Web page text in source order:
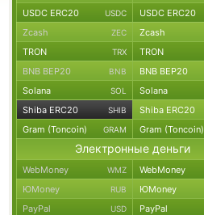
USDC ERC20 USDC USDC ERC20
Zcash ZEC Zcash
TRON TRX TRON
BNB BEP20 BNB BNB BEP20
Solana SOL Solana
Shiba ERC20 SHIB Shiba ERC20
Gram (Toncoin) GRAM Gram (Toncoin)
Электронные деньги
WebMoney WMZ WebMoney
ЮMoney RUB ЮMoney
PayPal USD PayPal